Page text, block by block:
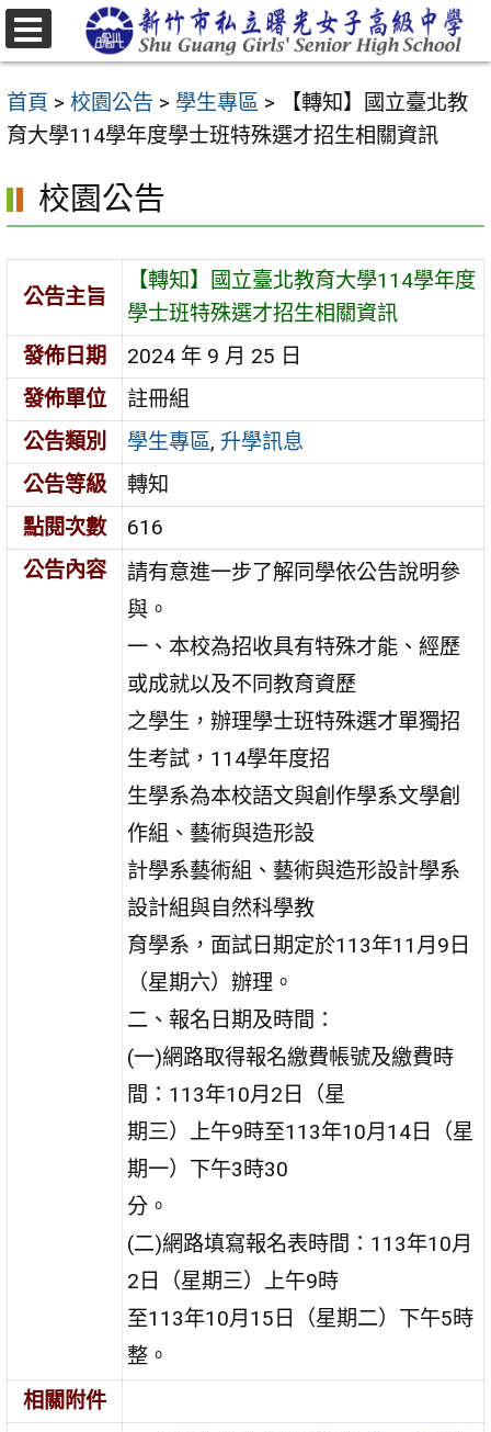
跳
至
要
內
區
首頁 > 校園公告 > 學生專區 >
【轉知】國立臺北教
育大學114學年度學士班特殊選才招生相關資訊
校園公告
公告主旨
【轉知】國立臺北教育大學114學年度
學士班特殊選才招生相關資訊
發佈日期
2024 年 9 月 25 日
發佈單位
註冊組
公告類別
學生專區, 升學訊息
公告等級
轉知
點閱次數
616
公告內容
請有意進一步了解同學依公告說明參
與。
一、本校為招收具有特殊才能、經歷
或成就以及不同教育資歷
之學生，辦理學士班特殊選才單獨招
生考試，114學年度招
生學系為本校語文與創作學系文學創
作組、藝術與造形設
計學系藝術組、藝術與造形設計學系
設計組與自然科學教
育學系，面試日期定於113年11月9日
（星期六）辦理。
二、報名日期及時間：
(一)網路取得報名繳費帳號及繳費時
間：113年10月2日（星
期三）上午9時至113年10月14日（星
期一）下午3時30
分。
(二)網路填寫報名表時間：113年10月
2日（星期三）上午9時
至113年10月15日（星期二）下午5時
整。
相關附件
選
單